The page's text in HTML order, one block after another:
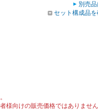
別売
セット構成品
様向けの販売価格ではありませ